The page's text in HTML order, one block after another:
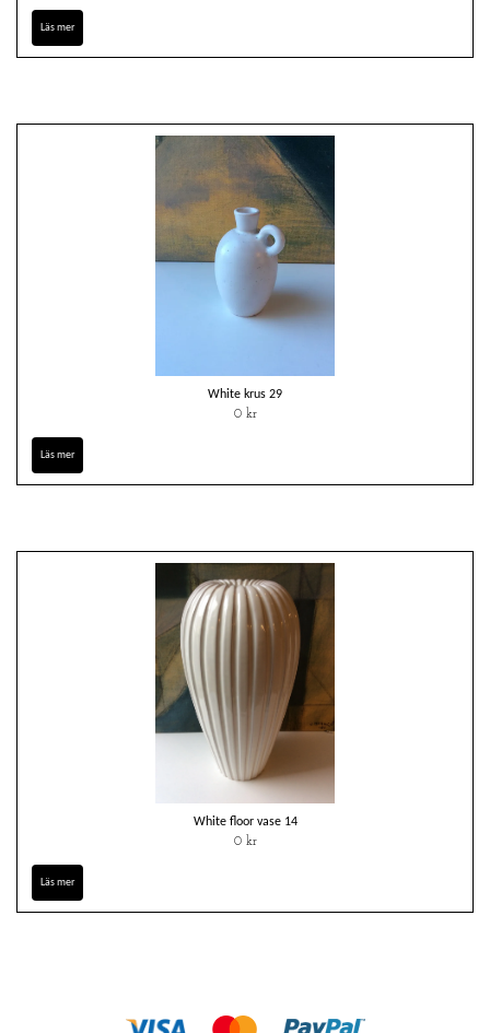
Läs mer
White krus 29
0 kr
Läs mer
White floor vase 14
0 kr
Läs mer